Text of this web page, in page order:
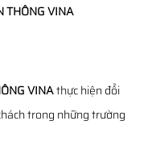
THÔNGVINA
VINAthực hiện đổi
trong những trường